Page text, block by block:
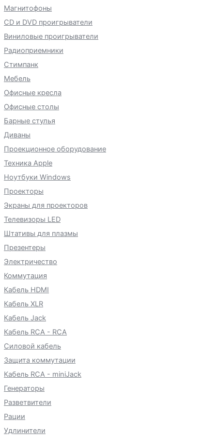
Магнитофоны
CD и DVD проигрыватели
Виниловые проигрыватели
Радиоприемники
Стимпанк
Мебель
Офисные кресла
Офисные столы
Барные стулья
Диваны
Проекционное оборудование
Техника Apple
Ноутбуки Windows
Проекторы
Экраны для проекторов
Телевизоры LED
Штативы для плазмы
Презентеры
Электричество
Коммутация
Кабель HDMI
Кабель XLR
Кабель Jack
Кабель RCA - RCA
Силовой кабель
Защита коммутации
Кабель RCA - miniJack
Генераторы
Разветвители
Рации
Удлинители